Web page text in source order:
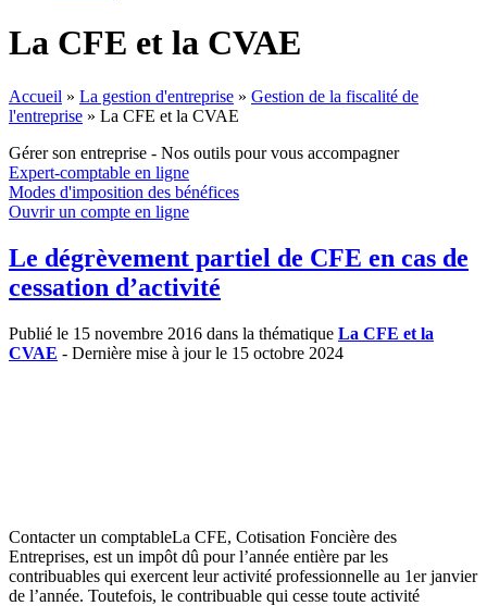
La CFE et la CVAE
Accueil » La gestion d'entreprise » Gestion de la fiscalité de
l'entreprise » La CFE et la CVAE
Gérer son entreprise - Nos outils pour vous accompagner
Expert-comptable en ligne
Modes d'imposition des bénéfices
Ouvrir un compte en ligne
Le dégrèvement partiel de CFE en cas de
cessation d’activité
Publié le 15 novembre 2016 dans la thématique La CFE et la
CVAE - Dernière mise à jour le 15 octobre 2024
Contacter un comptableLa CFE, Cotisation Foncière des
Entreprises, est un impôt dû pour l’année entière par les
contribuables qui exercent leur activité professionnelle au 1er janvier
de l’année. Toutefois, le contribuable qui cesse toute activité